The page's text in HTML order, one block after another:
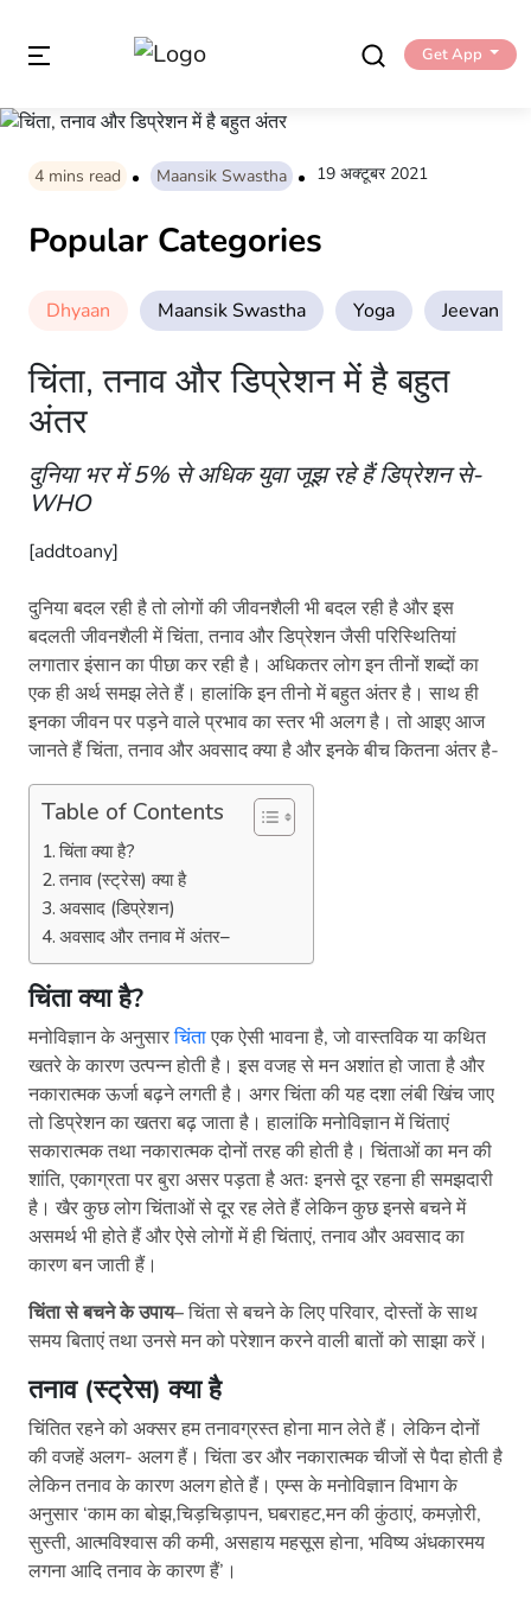
Get App
4 mins read Maansik Swastha 19 अक्टूबर 2021
Popular Categories
Dhyaan Maansik Swastha Yoga Jeevan
चिंता, तनाव और डिप्रेशन में है बहुत
अंतर
दुनिया भर में 5% से अधिक युवा जूझ रहे हैं डिप्रेशन से-
WHO
[addtoany]
दुनिया बदल रही है तो लोगों की जीवनशैली भी बदल रही है और इस
बदलती जीवनशैली में चिंता, तनाव और डिप्रेशन जैसी परिस्थितियां
लगातार इंसान का पीछा कर रही है। अधिकतर लोग इन तीनों शब्दों का
एक ही अर्थ समझ लेते हैं। हालांकि इन तीनो में बहुत अंतर है। साथ ही
इनका जीवन पर पड़ने वाले प्रभाव का स्तर भी अलग है। तो आइए आज
जानते हैं चिंता, तनाव और अवसाद क्या है और इनके बीच कितना अंतर है-
Table of Contents
चिंता क्या है?
तनाव (स्ट्रेस) क्या है
अवसाद (डिप्रेशन)
अवसाद और तनाव में अंतर–
चिंता क्या है?
मनोविज्ञान के अनुसारचिंताएक ऐसी भावना है, जो वास्तविक या कथित
खतरे के कारण उत्पन्न होती है। इस वजह से मन अशांत हो जाता है और
नकारात्मक ऊर्जा बढ़ने लगती है। अगर चिंता की यह दशा लंबी खिंच जाए
तो डिप्रेशन का खतरा बढ़ जाता है। हालांकि मनोविज्ञान में चिंताएं
सकारात्मक तथा नकारात्मक दोनों तरह की होती है। चिंताओं का मन की
शांति, एकाग्रता पर बुरा असर पड़ता है अतः इनसे दूर रहना ही समझदारी
है। खैर कुछ लोग चिंताओं से दूर रह लेते हैं लेकिन कुछ इनसे बचने में
असमर्थ भी होते हैं और ऐसे लोगों में ही चिंताएं, तनाव और अवसाद का
कारण बन जाती हैं।
चिंता से बचने के उपाय–चिंता से बचने के लिए परिवार, दोस्तों के साथ
समय बिताएं तथा उनसे मन को परेशान करने वाली बातों को साझा करें।
तनाव (स्ट्रेस) क्या है
चिंतित रहने को अक्सर हम तनावग्रस्त होना मान लेते हैं। लेकिन दोनों
की वजहें अलग- अलग हैं। चिंता डर और नकारात्मक चीजों से पैदा होती है
लेकिन तनाव के कारण अलग होते हैं। एम्स के मनोविज्ञान विभाग के
अनुसार ‘काम का बोझ,चिड़चिड़ापन, घबराहट,मन की कुंठाएं, कमज़ोरी,
सुस्ती, आत्मविश्वास की कमी, असहाय महसूस होना, भविष्य अंधकारमय
लगना आदि तनाव के कारण हैं’।